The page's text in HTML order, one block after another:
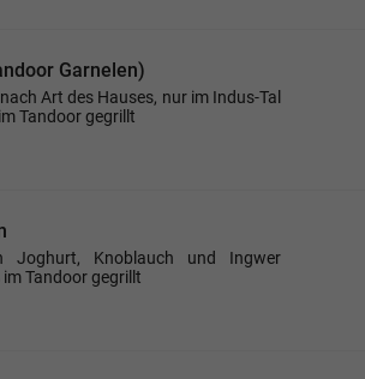
Garnelen)
Art des Hauses, nur im Indus-Tal
Tandoor gegrillt
Joghurt, Knoblauch und Ingwer
Tandoor gegrillt